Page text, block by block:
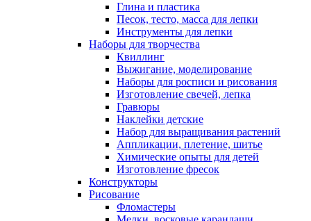
Глина и пластика
Песок, тесто, масса для лепки
Инструменты для лепки
Наборы для творчества
Квиллинг
Выжигание, моделирование
Наборы для росписи и рисования
Изготовление свечей, лепка
Гравюры
Наклейки детские
Набор для выращивания растений
Аппликации, плетение, шитье
Химические опыты для детей
Изготовление фресок
Конструкторы
Рисование
Фломастеры